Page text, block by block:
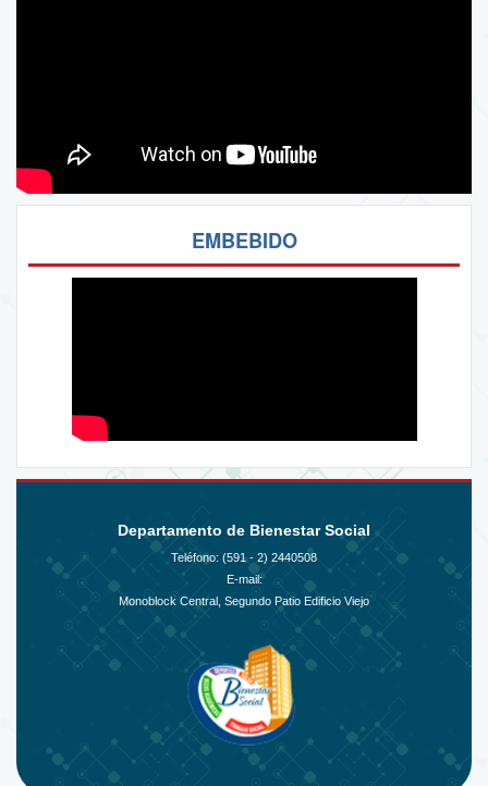
EMBEBIDO
Departamento de Bienestar Social
Teléfono: (591 - 2) 2440508
E-mail:
Monoblock Central, Segundo Patio Edificio Viejo